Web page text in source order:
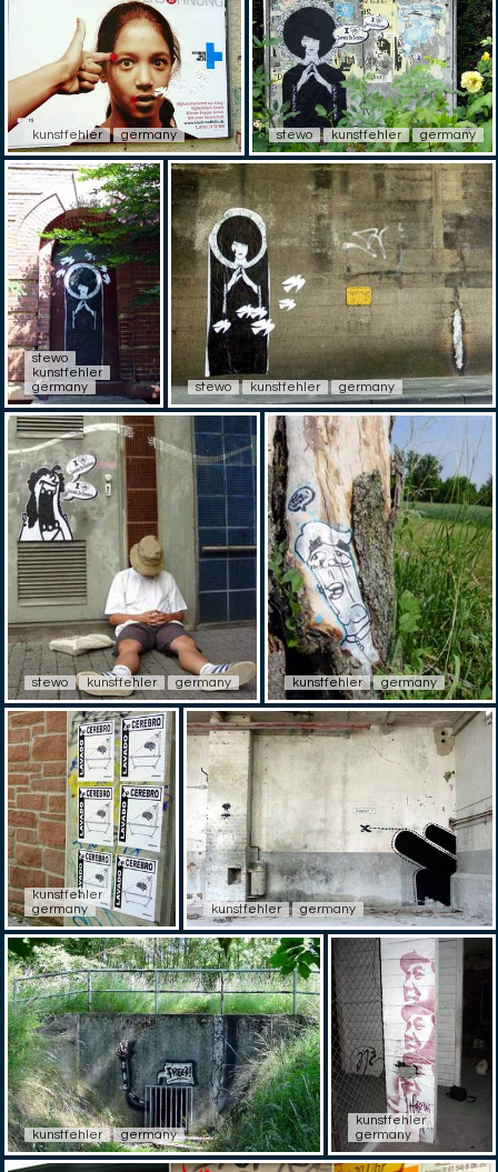
kunstfehler germany stewo kunstfehler germany
stewo
kunstfehler
germany
stewo kunstfehler germany
stewo kunstfehler germany kunstfehler germany
kunstfehler
germany
kunstfehler germany
kunstfehler germany
kunstfehler
germany